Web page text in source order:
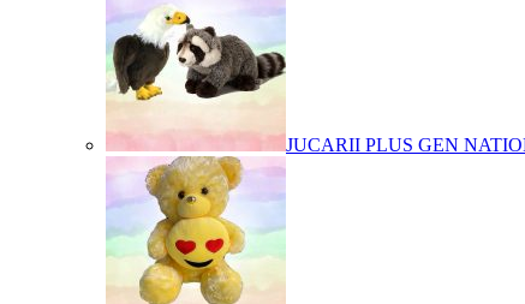
JUCARII PLUS GEN